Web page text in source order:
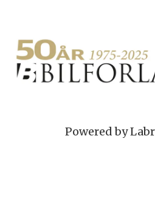
Powered by